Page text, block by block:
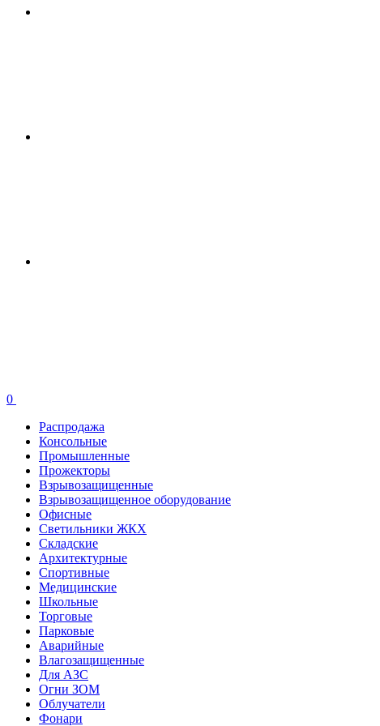
0
Распродажа
Консольные
Промышленные
Прожекторы
Взрывозащищенные
Взрывозащищенное оборудование
Офисные
Cветильники ЖКХ
Складские
Архитектурные
Спортивные
Медицинские
Школьные
Торговые
Парковые
Аварийные
Влагозащищенные
Для АЗС
Огни ЗОМ
Облучатели
Фонари